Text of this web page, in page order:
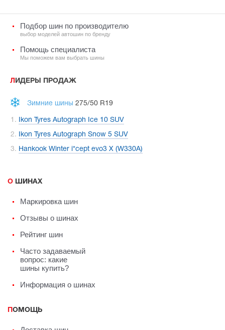
Подбор шин по производителю
выбор моделей автошин по бренду
Помощь специалиста
Мы поможем вам выбрать шины
ЛИДЕРЫ ПРОДАЖ
Зимние шины 275/50 R19
Ikon Tyres Autograph Ice 10 SUV
Ikon Tyres Autograph Snow 5 SUV
Hankook Winter i*cept evo3 X (W330A)
О ШИНАХ
Маркировка шин
Отзывы о шинах
Рейтинг шин
Часто задаваемый
вопрос: какие
шины купить?
Информация о шинах
ПОМОЩЬ